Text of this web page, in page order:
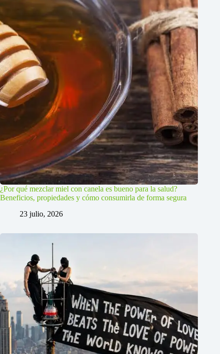
¿Por qué mezclar miel con canela es bueno para la salud?
Beneficios, propiedades y cómo consumirla de forma segura
23 julio, 2026